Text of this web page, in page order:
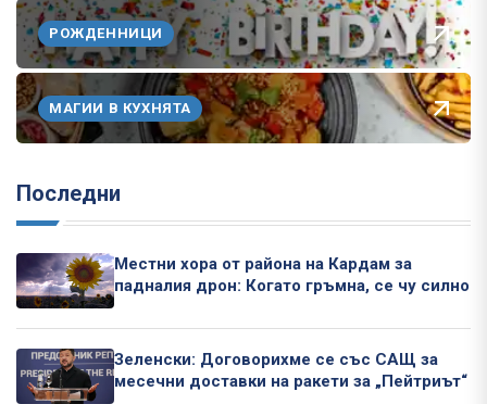
РОЖДЕННИЦИ
МАГИИ В КУХНЯТА
Последни
Местни хора от района на Кардам за
падналия дрон: Когато гръмна, се чу силно
Зеленски: Договорихме се със САЩ за
месечни доставки на ракети за „Пейтриът“